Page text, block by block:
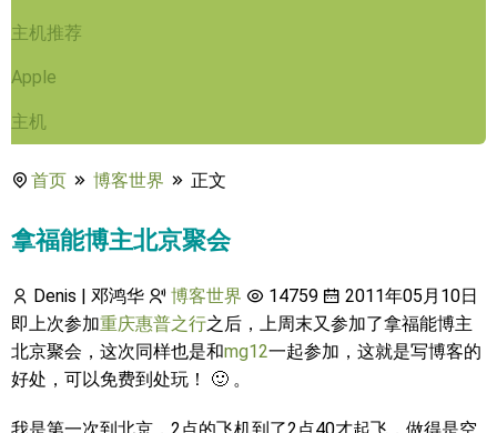
主机推荐
Apple
主机
首页 博客世界 正文
拿福能博主北京聚会
Denis | 邓鸿华 博客世界 14759
2011年05月10日
即上次参加重庆惠普之行之后，上周末又参加了拿福能博主
北京聚会，这次同样也是和mg12一起参加，这就是写博客的
好处，可以免费到处玩！ 🙂 。